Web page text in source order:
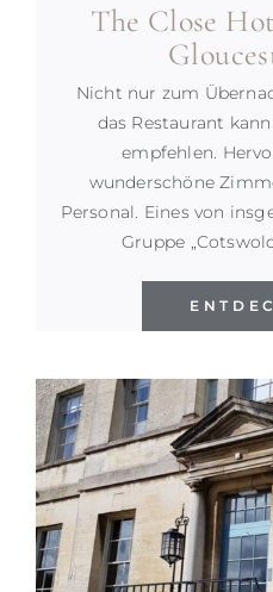
The Close
Nicht nur zum
das Restaurant
empfehlen.
wunderschöne
Personal. Eines von
Gruppe